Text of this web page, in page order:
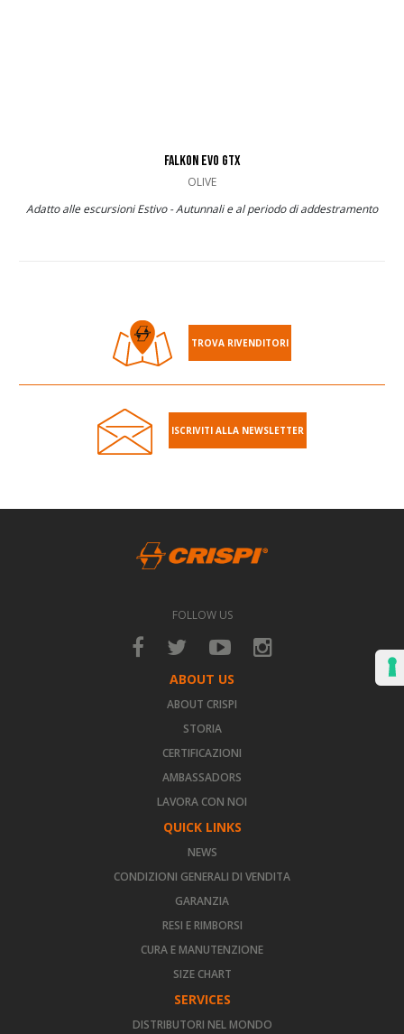
FALKON EVO GTX
OLIVE
Adatto alle escursioni Estivo - Autunnali e al periodo di addestramento
TROVA RIVENDITORI
ISCRIVITI ALLA NEWSLETTER
FOLLOW US
ABOUT US
ABOUT CRISPI
STORIA
CERTIFICAZIONI
AMBASSADORS
LAVORA CON NOI
QUICK LINKS
NEWS
CONDIZIONI GENERALI DI VENDITA
GARANZIA
RESI E RIMBORSI
CURA E MANUTENZIONE
SIZE CHART
SERVICES
DISTRIBUTORI NEL MONDO